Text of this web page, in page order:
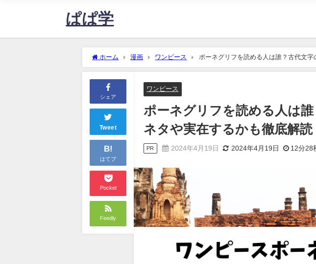
ぱぱ学
ホーム 漫画 ワンピース
ポーネグリフを読める人は誰？古代文字
【ワンピース】
シェア
Tweet
B!
はてブ
Pocket
Feedly
ワンピース
ポーネグリフを読める人は
ネタや実在するかも徹底解読
PR 2024年4月19日 2024年4月19日 12分28